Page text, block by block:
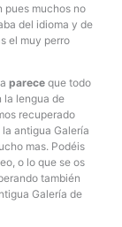
pues muchos no
del idioma y de
el muy perro
parece que todo
la lengua de
recuperado
antigua Galería
mas. Podéis
o lo que se os
también
Galería de